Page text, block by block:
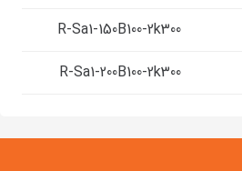
R-Sa1-150B100-2k300
R-Sa1-200B100-2k300